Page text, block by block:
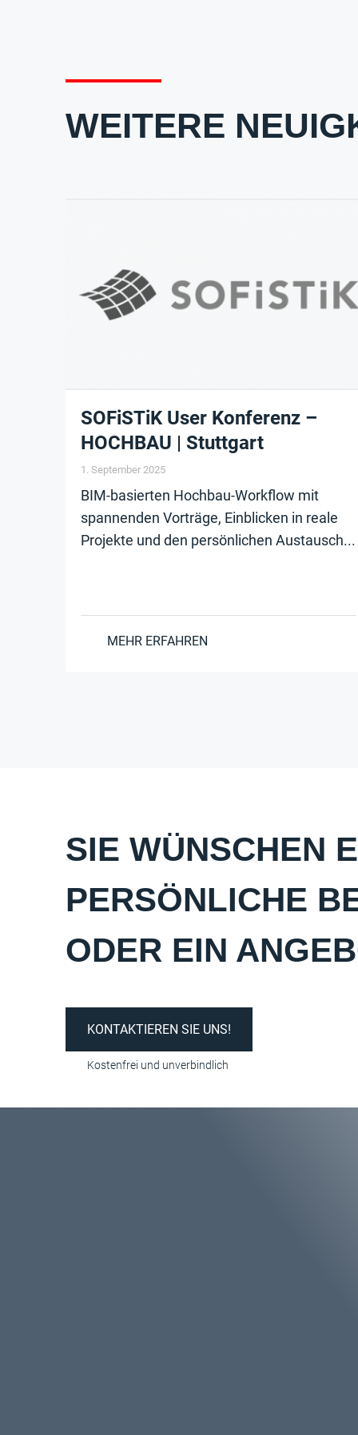
WEITERE
SOFiSTiK User Konferenz –
HOCHBAU | Stuttgart
1. September 2025
BIM-basierten Hochbau-Workflow mit
spannenden Vorträge, Einblicken in reale
Projekte und den persönlichen Austausch...
MEHR ERFAHREN
SIE WÜNSCHEN
PERSÖNLICHE
ODER EIN
KONTAKTIEREN SIE UNS!